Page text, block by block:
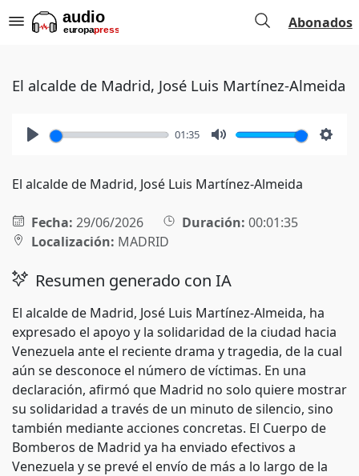
Abonados
El alcalde de Madrid, José Luis Martínez-Almeida
01:35
El alcalde de Madrid, José Luis Martínez-Almeida
Fecha: 29/06/2026 Duración: 00:01:35
Localización: MADRID
Resumen generado con IA
El alcalde de Madrid, José Luis Martínez-Almeida, ha
expresado el apoyo y la solidaridad de la ciudad hacia
Venezuela ante el reciente drama y tragedia, de la cual
aún se desconoce el número de víctimas. En una
declaración, afirmó que Madrid no solo quiere mostrar
su solidaridad a través de un minuto de silencio, sino
también mediante acciones concretas. El Cuerpo de
Bomberos de Madrid ya ha enviado efectivos a
Venezuela y se prevé el envío de más a lo largo de la